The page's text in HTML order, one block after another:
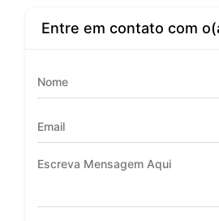
Entre em contato com